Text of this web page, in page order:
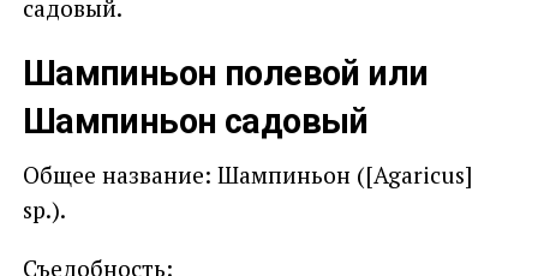
садовый.
Шампиньон полевой или
Шампиньон садовый
Общее название: Шампиньон ([Agaricus]
sp.).
Съедобность: